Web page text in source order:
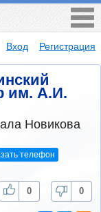
Вход Регистрация
им. А.И.
Новикова
телефон
0 0